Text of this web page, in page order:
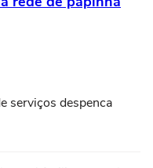
serviços despenca